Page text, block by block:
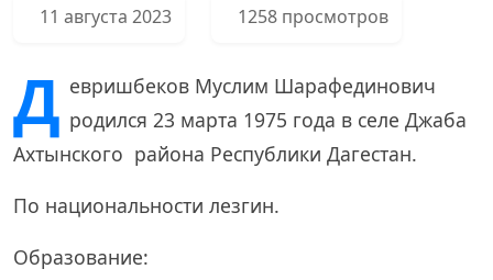
11 августа 2023 1258 просмотров
Д евришбеков Муслим Шарафединович
родился 23 марта 1975 года в селе Джаба
Ахтынского района Республики Дагестан.
По национальности лезгин.
Образование: